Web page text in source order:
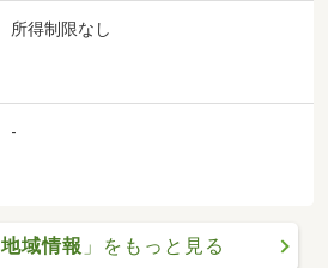
所得制限なし
-
地域情報 」をもっと見る